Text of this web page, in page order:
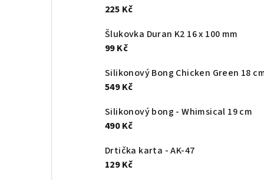
225 Kč
Šlukovka Duran K2 16 x 100 mm
99 Kč
Silikonový Bong Chicken Green 18
549 Kč
Silikonový bong - Whimsical 19 cm
490 Kč
Drtička karta - AK-47
129 Kč